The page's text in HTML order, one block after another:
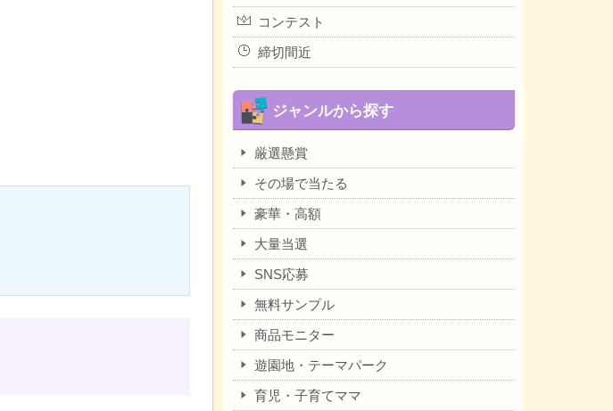
コンテスト
締切間近
ジャンルから探す
厳選懸賞
その場で当たる
豪華・高額
大量当選
SNS応募
無料サンプル
商品モニター
遊園地・テーマパーク
育児・子育てママ